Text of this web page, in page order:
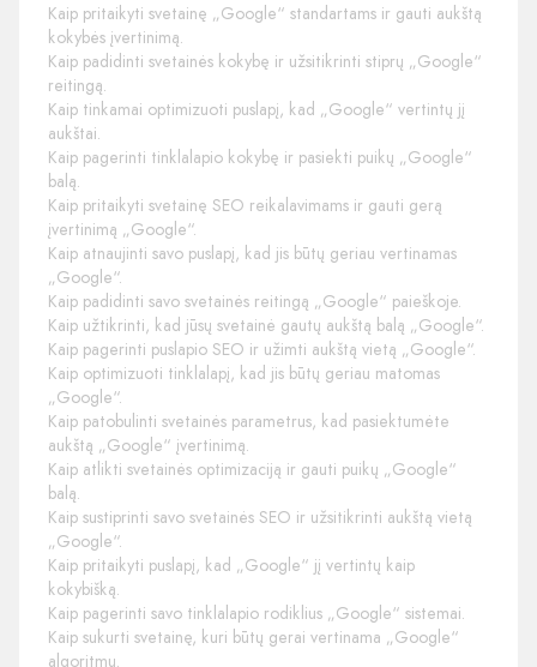
Kaip pritaikyti svetainę „Google“ standartams ir gauti aukštą
kokybės įvertinimą.
Kaip padidinti svetainės kokybę ir užsitikrinti stiprų „Google“
reitingą.
Kaip tinkamai optimizuoti puslapį, kad „Google“ vertintų jį
aukštai.
Kaip pagerinti tinklalapio kokybę ir pasiekti puikų „Google“
balą.
Kaip pritaikyti svetainę SEO reikalavimams ir gauti gerą
įvertinimą „Google“.
Kaip atnaujinti savo puslapį, kad jis būtų geriau vertinamas
„Google“.
Kaip padidinti savo svetainės reitingą „Google“ paieškoje.
Kaip užtikrinti, kad jūsų svetainė gautų aukštą balą „Google“.
Kaip pagerinti puslapio SEO ir užimti aukštą vietą „Google“.
Kaip optimizuoti tinklalapį, kad jis būtų geriau matomas
„Google“.
Kaip patobulinti svetainės parametrus, kad pasiektumėte
aukštą „Google“ įvertinimą.
Kaip atlikti svetainės optimizaciją ir gauti puikų „Google“
balą.
Kaip sustiprinti savo svetainės SEO ir užsitikrinti aukštą vietą
„Google“.
Kaip pritaikyti puslapį, kad „Google“ jį vertintų kaip
kokybišką.
Kaip pagerinti savo tinklalapio rodiklius „Google“ sistemai.
Kaip sukurti svetainę, kuri būtų gerai vertinama „Google“
algoritmų.